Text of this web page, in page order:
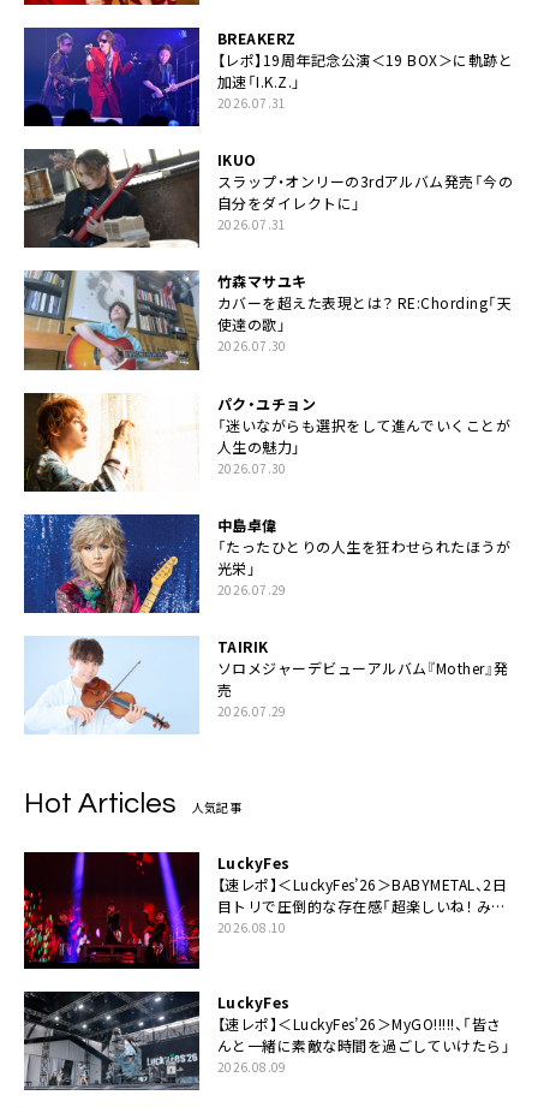
BREAKERZ
【レポ】19周年記念公演＜19 BOX＞に軌跡と
加速「I.K.Z.」
2026.07.31
IKUO
スラップ・オンリーの3rdアルバム発売「今の
自分をダイレクトに」
2026.07.31
竹森マサユキ
カバーを超えた表現とは？ RE:Chording「天
使達の歌」
2026.07.30
パク・ユチョン
「迷いながらも選択をして進んでいくことが
人生の魅力」
2026.07.30
中島卓偉
「たったひとりの人生を狂わせられたほうが
光栄」
2026.07.29
TAIRIK
ソロメジャーデビューアルバム『Mother』発
売
2026.07.29
Hot Articles 人気記事
LuckyFes
【速レポ】＜LuckyFes’26＞BABYMETAL、2日
目トリで圧倒的な存在感「超楽しいね！ みん
なありがとう！」
2026.08.10
LuckyFes
【速レポ】＜LuckyFes’26＞MyGO!!!!!、「皆さ
んと一緒に素敵な時間を過ごしていけたら」
2026.08.09